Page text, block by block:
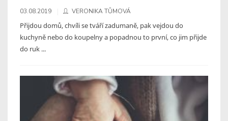
03.08.2019 VERONIKA TŮMOVÁ
Přijdou domů, chvíli se tváří zadumaně, pak vejdou do
kuchyně nebo do koupelny a popadnou to první, co jim přijde
do ruk ...